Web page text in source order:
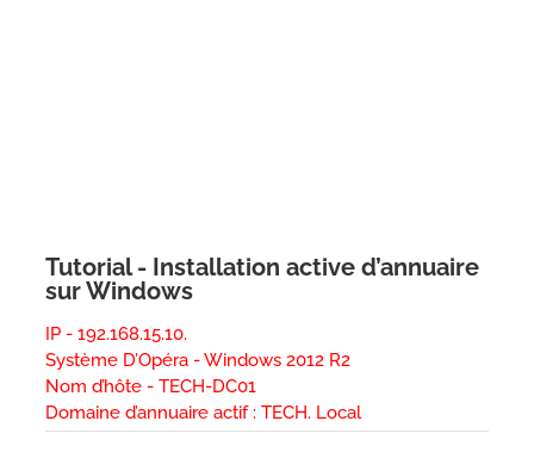
Tutorial - Installation active d’annuaire
sur Windows
IP - 192.168.15.10.
Système D’Opéra - Windows 2012 R2
Nom d’hôte - TECH-DC01
Domaine d’annuaire actif : TECH. Local